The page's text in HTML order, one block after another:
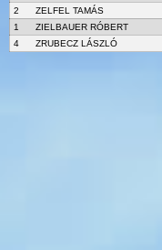
2
ZELFEL TAMÁS
1
ZIELBAUER RÓBERT
4
ZRUBECZ LÁSZLÓ